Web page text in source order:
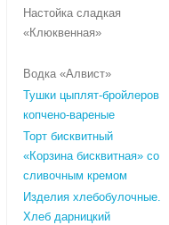
Настойка сладкая
«Клюквенная»
Водка «Алвист»
Тушки цыплят-бройлеров
копчено-вареные
Торт бисквитный
«Корзина бисквитная» со
сливочным кремом
Изделия хлебобулочные.
Хлеб дарницкий